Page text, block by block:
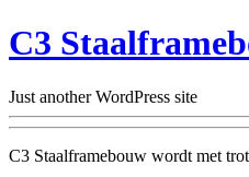
C3
Just another WordPress site
C3 Staalframebouw wordt met